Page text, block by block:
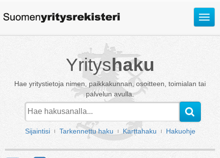
Avaa
Yrityshaku
Hae yritystietoja nimen, paikkakunnan, osoitteen, toimialan tai
palvelun avulla.
Sijaintisi Tarkennettu haku Karttahaku Hakuohje